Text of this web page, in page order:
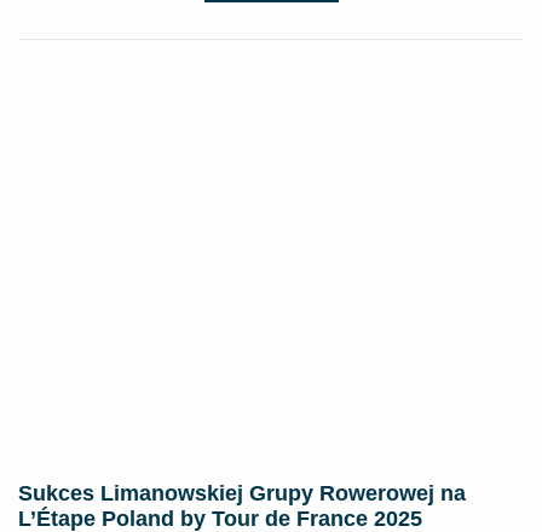
Sukces Limanowskiej Grupy Rowerowej na
L’Étape Poland by Tour de France 2025